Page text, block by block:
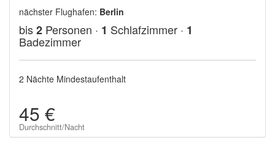
nächster Flughafen: Berlin
bis2 Personen · 1 Schlafzimmer · 1
Badezimmer
2 Nächte Mindestaufenthalt
45 €
Durchschnitt/Nacht